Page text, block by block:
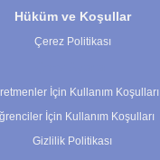
Hüküm ve Koşullar
Çerez Politikası
İçin Kullanım Koşulları
İçin Kullanım Koşulları
Gizlilik Politikası